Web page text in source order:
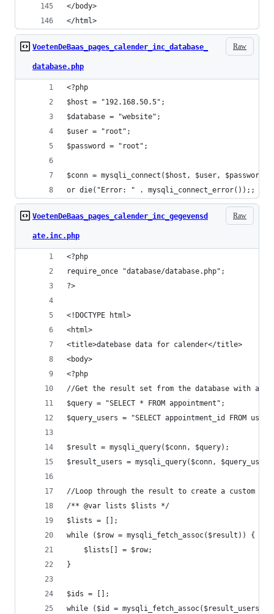
</body>
</html>
Raw
VoetenDeBaas_pages_calender_inc_database_
database.php
<?php
$host = "192.168.50.5";
$database = "website";
$user = "root";
$password = "root";
$conn = mysqli_connect($host, $user, $password,
or die("Error: " . mysqli_connect_error());;
Raw
VoetenDeBaas_pages_calender_inc_gegevensd
ate.inc.php
<?php
require_once "database/database.php";
?>
<!DOCTYPE html>
<html>
<title>datebase data for calender</title>
<body>
<?php
//Get the result set from the database with a
$query = "SELECT * FROM appointment";
$query_users = "SELECT appointment_id FROM
$result = mysqli_query($conn, $query);
$result_users = mysqli_query($conn,
//Loop through the result to create a custom
/** @var lists $lists */
$lists = [];
while ($row = mysqli_fetch_assoc($result)) {
    $lists[] = $row;
}
$ids = [];
while ($id = mysqli_fetch_assoc($result_users))